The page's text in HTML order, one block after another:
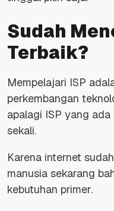
Sudah
Terbaik?
Mempelajari ISP
perkembangan
apalagi ISP yang
sekali.
Karena internet
manusia sekarang
kebutuhan primer.